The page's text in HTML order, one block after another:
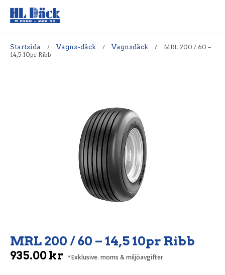
Startsida / Vagns-däck / Vagnsdäck /
MRL 200 / 60 –
14,5 10pr Ribb
MRL 200 / 60 – 14,5 10pr Ribb
935.00kr Exklusive. moms & miljöavgifter